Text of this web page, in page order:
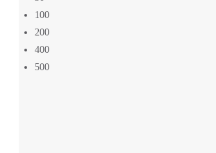
100
200
400
500